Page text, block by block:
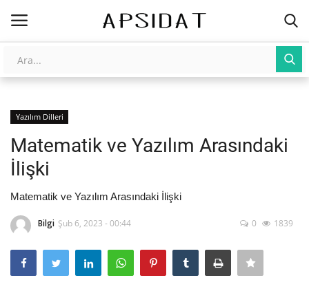
Giriş Kayıt Ol
AnaSayfa
Galeri
İletişim
Yapay Zeka
Üniversite Yayınları
Yazılım Dilleri
Matematik ve Yazılım Arasındaki
İlişki
Matematik ve Yazılım Arasındaki İlişki
Bilgi Şub 6, 2023 - 00:44 0 1839